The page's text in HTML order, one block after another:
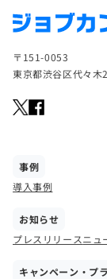
〒151-0053
東京都渋谷区代々
事例
導入事例
お知らせ
プレスリリースニュ
キャンペーン・プ